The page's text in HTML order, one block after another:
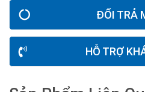
ĐỔI TRẢ
HỖ TRỢ